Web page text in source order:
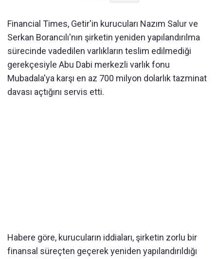
Financial Times, Getir'in kurucuları Nazım Salur ve
Serkan Borancılı'nın şirketin yeniden yapılandırılma
sürecinde vadedilen varlıkların teslim edilmediği
gerekçesiyle Abu Dabi merkezli varlık fonu
Mubadala'ya karşı en az 700 milyon dolarlık tazminat
davası açtığını servis etti.
Habere göre, kurucuların iddiaları, şirketin zorlu bir
finansal süreçten geçerek yeniden yapılandırıldığı